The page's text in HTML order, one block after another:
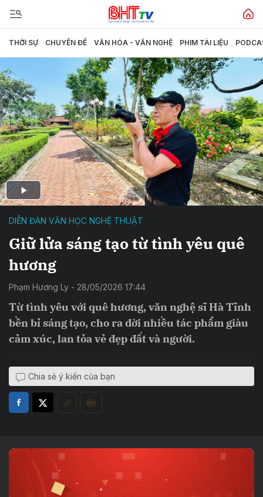
THỜI SỰ CHUYÊN ĐỀ VĂN HÓA - VĂN NGHỆ PHIM TÀI LIỆU
DIỄN ĐÀN VĂN HỌC NGHỆ THUẬT
Giữ lửa sáng tạo từ tình yêu quê
hương
Phạm Hương Ly - 28/05/2026 17:44
Từ tình yêu với quê hương, văn nghệ sĩ Hà Tĩnh
bền bỉ sáng tạo, cho ra đời nhiều tác phẩm giàu
cảm xúc, lan tỏa vẻ đẹp đất và người.
Chia sẻ ý kiến của bạn